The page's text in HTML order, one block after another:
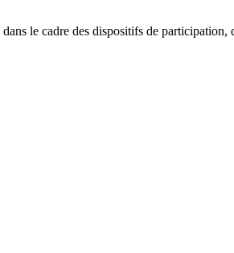
le cadre des dispositifs de participation,